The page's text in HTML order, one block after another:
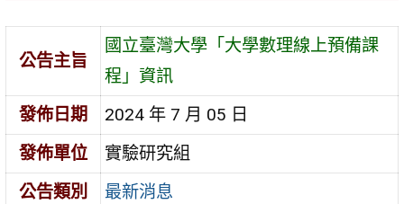
公告主旨
國立臺灣大學「大學數理線上預備課
程」資訊
發佈日期
2024 年 7 月 05 日
發佈單位
實驗研究組
公告類別
最新消息